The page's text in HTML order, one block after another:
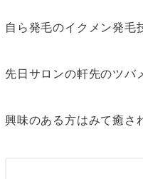
自ら発毛のイクメン発毛
先日サロンの軒先のツバ
興味のある方はみて癒さ